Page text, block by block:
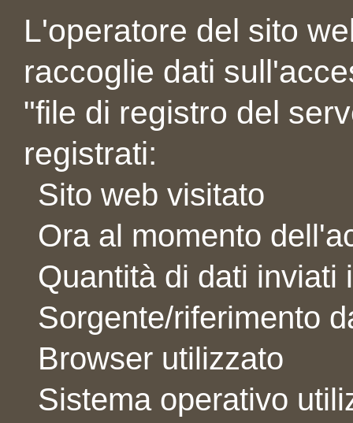
L'operatore del sito
raccoglie dati
"file di registro del
registrati:
Sito web visitato
Ora al momento
Quantità di dati inviati
Sorgente/riferimento
Browser utilizzato
Sistema operativo